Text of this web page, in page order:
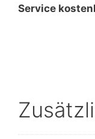
Service